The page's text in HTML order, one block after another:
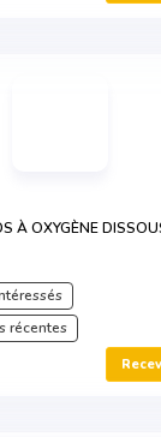
À OXYGÈNE
récentes